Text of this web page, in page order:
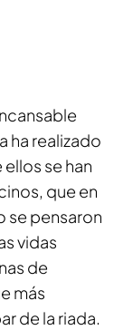
ha realizado
se han
que en
se pensaron
vidas
de
más
de la riada.